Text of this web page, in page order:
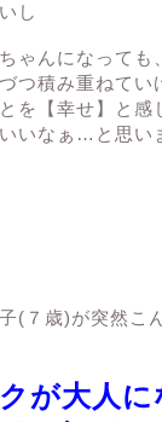
し
ゃんになっても
つ積み重ねてい
を【幸せ】と感
いなぁ…と思い
(７歳)が突然こ
が大人に